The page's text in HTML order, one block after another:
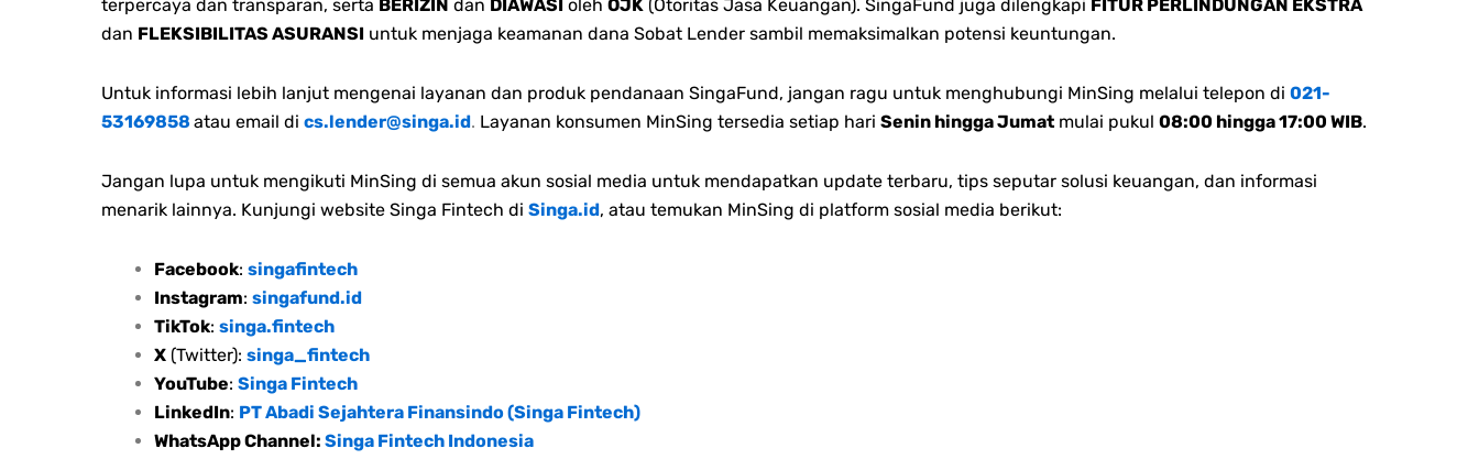
terpercaya dan transparan, serta BERIZIN dan DIAWASI oleh OJK (Otoritas Jasa Keuangan). SingaFund juga dilengkapi FITUR PERLINDUNGAN EKSTRA
dan FLEKSIBILITAS ASURANSI untuk menjaga keamanan dana Sobat Lender sambil memaksimalkan potensi keuntungan.
Untuk informasi lebih lanjut mengenai layanan dan produk pendanaan SingaFund, jangan ragu untuk menghubungi MinSing melalui telepon di 021-
53169858 atau email di cs.lender@singa.id. Layanan konsumen MinSing tersedia setiap hari Senin hingga Jumat mulai pukul 08:00 hingga 17:00 WIB.
Jangan lupa untuk mengikuti MinSing di semua akun sosial media untuk mendapatkan update terbaru, tips seputar solusi keuangan, dan informasi
menarik lainnya. Kunjungi website Singa Fintech di Singa.id, atau temukan MinSing di platform sosial media berikut:
Facebook: singafintech
Instagram: singafund.id
TikTok: singa.fintech
X (Twitter): singa_fintech
YouTube: Singa Fintech
LinkedIn: PT Abadi Sejahtera Finansindo (Singa Fintech)
WhatsApp Channel: Singa Fintech Indonesia